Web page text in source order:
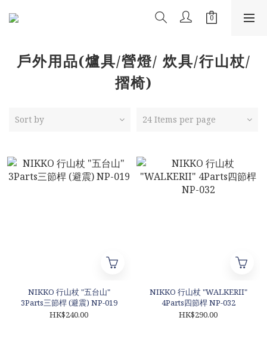
戶外用品(爐具/營燈/ 炊具/行山杖/
摺椅)
Sort by 24 Items per page
NIKKO 行山杖 "五台山"
3Parts三節桿 (避震) NP-019
HK$240.00
NIKKO 行山杖 "WALKERII"
4Parts四節桿 NP-032
HK$290.00